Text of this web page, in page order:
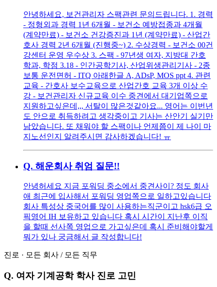
안녕하세요, 보건관리자 스팩관련 문의드립니다. 1. 경력
- 정형외과 경력 1년 6개월 - 보건소 예방접종과 4개월
(계약만료) - 보건소 건강증진과 1년 (계약만료) - 산업간
호사 경력 2년 6개월 (진행중~) 2. 수상경력 - 보건소 00건
강센터 운영 우수상 3. 스팩 - 97년생 여자, 지방대 간호
학과, 학점 3.18 - 인간공학기사, 산업위생관리기사 - 2종
보통 운전면허 - ITQ 아래한글 A, ADsP, MOS ppt 4. 관련
교육 - 간호사 보수교육으로 산업간호 교육 3개 이상 수
강 - 보건관리자 신규교육 이수 중견에서 대기업쪽으로
지원하고싶은데,,, 서탈이 많은것같아요... 영어는 이번년
도 안으로 취득하려고 생각중이고 기사는 산안기 실기만
남았습니다. 또 채워야 할 스팩이나 언제쯤이 제 나이 마
지노선인지 알려주시면 감사하겠습니다! ㅠ
Q. 해운회사 취엄 질문!!
안녕허세요 지금 포워딩 중소에서 중견사이? 정도 회사
애 최근에 입사해서 포워딩 영업쪽으로 일하고있습니다
회사 특성상 중국어를 많이 사용하는직군이고 hsk6급 오
픽영어 IH 보유하고 있습니다 혹시 시간이 지난후 이직
을 할때 선사쪽 영업으로 가고싶은데 혹시 준비해야할게
뭐가 있나 궁금해서 글 작성합니다!
진로 · 모든 회사 / 모든 직무
Q. 여자 기계공학 학사 진로 고민